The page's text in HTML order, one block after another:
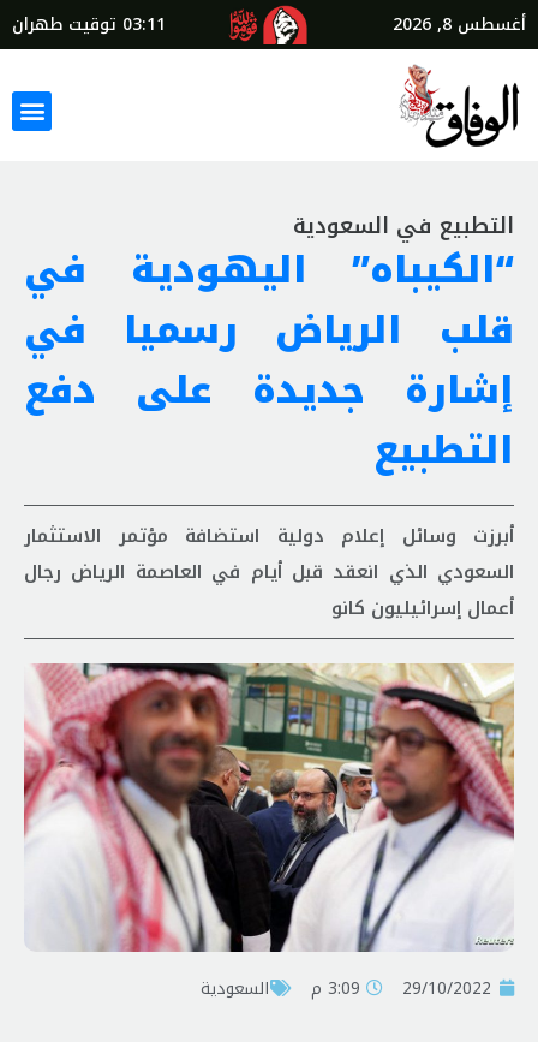
أغسطس 8, 2026 03:11 توقيت طهران
التطبيع في السعودية
“الكيباه” اليهودية في
قلب الرياض رسميا في
إشارة جديدة على دفع
التطبيع
أبرزت وسائل إعلام دولية استضافة مؤتمر الاستثمار
السعودي الذي انعقد قبل أيام في العاصمة الرياض رجال
أعمال إسرائيليون كانو
29/10/2022 3:09 م السعودية